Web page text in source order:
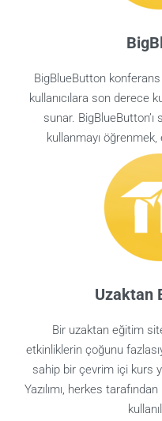
BigBlueButton
kullanıcılara son derece
sunar.
kullanmayı öğrenmek,
Uzaktan
Bir uzaktan eğitim
etkinliklerin çoğunu
sahip bir çevrim içi kurs
Yazılımı, herkes